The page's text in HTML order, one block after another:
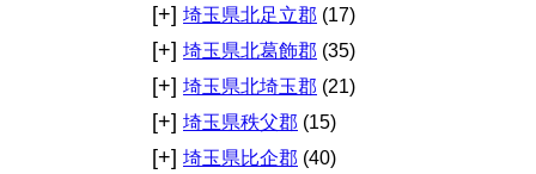
[+] 埼玉県北足立郡 (17)
[+] 埼玉県北葛飾郡 (35)
[+] 埼玉県北埼玉郡 (21)
[+] 埼玉県秩父郡 (15)
[+] 埼玉県比企郡 (40)